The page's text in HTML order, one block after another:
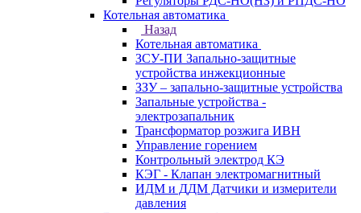
Котельная автоматика
Назад
Котельная автоматика
ЗСУ-ПИ Запально-защитные
устройства инжекционные
ЗЗУ – запально-защитные устройства
Запальные устройства -
электрозапальник
Трансформатор розжига ИВН
Управление горением
Контрольный электрод КЭ
КЭГ - Клапан электромагнитный
ИДМ и ДДМ Датчики и измерители
давления